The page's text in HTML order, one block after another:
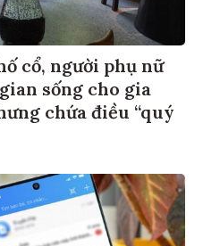
cổ, người phụ nữ
sống cho gia
chứa điều “quý